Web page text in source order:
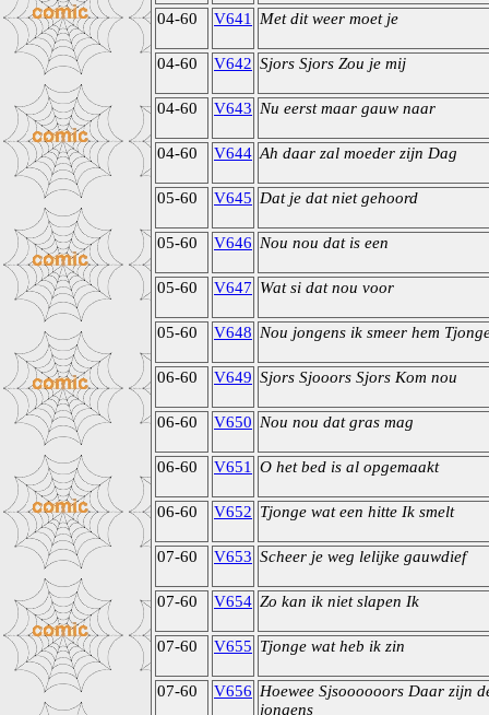
04-60 V641 Met dit weer moet je
04-60 V642 Sjors Sjors Zou je mij
04-60 V643 Nu eerst maar gauw naar
04-60 V644 Ah daar zal moeder zijn Dag
05-60 V645 Dat je dat niet gehoord
05-60 V646 Nou nou dat is een
05-60 V647 Wat si dat nou voor
05-60 V648 Nou jongens ik smeer hem
06-60 V649 Sjors Sjooors Sjors Kom nou
06-60 V650 Nou nou dat gras mag
06-60 V651 O het bed is al opgemaakt
06-60 V652 Tjonge wat een hitte Ik smelt
07-60 V653 Scheer je weg lelijke gauwdief
07-60 V654 Zo kan ik niet slapen Ik
07-60 V655 Tjonge wat heb ik zin
07-60 V656 Hoewee Sjsoooooors Daar zijn
jongens